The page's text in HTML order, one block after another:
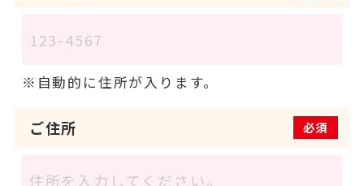
自動的に住所が入ります。
ご住所 必須